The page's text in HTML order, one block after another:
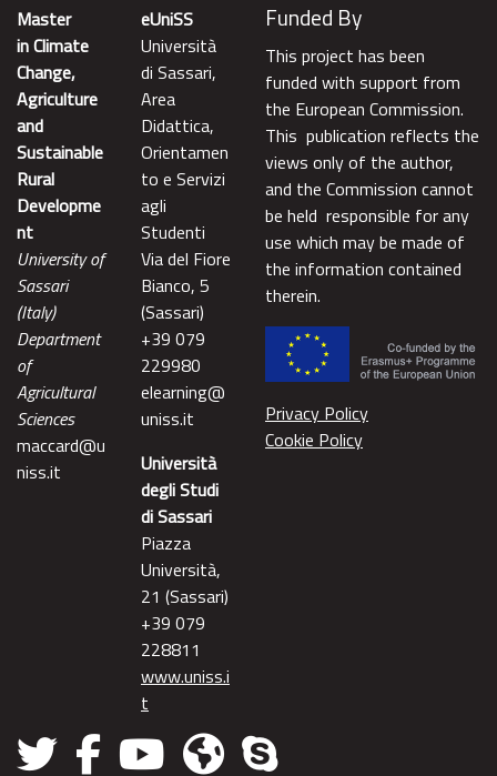
Master
in Climate
Change,
Agriculture
and
Sustainable
Rural
Developme
nt
University of
Sassari
(Italy)
Department
of
Agricultural
Sciences
maccard@u
niss.it
eUniSS
Università
di Sassari,
Area
Didattica,
Orientamen
to e Servizi
agli
Studenti
Via del Fiore
Bianco, 5
(Sassari)
+39 079
229980
elearning@
uniss.it
Università
degli Studi
di Sassari
Piazza
Università,
21 (Sassari)
+39 079
228811
www.uniss.i
t
Funded By
This project has been
funded with support from
the European Commission.
This publication reflects the
views only of the author,
and the Commission cannot
be held responsible for any
use which may be made of
the information contained
therein.
Privacy Policy
Cookie Policy